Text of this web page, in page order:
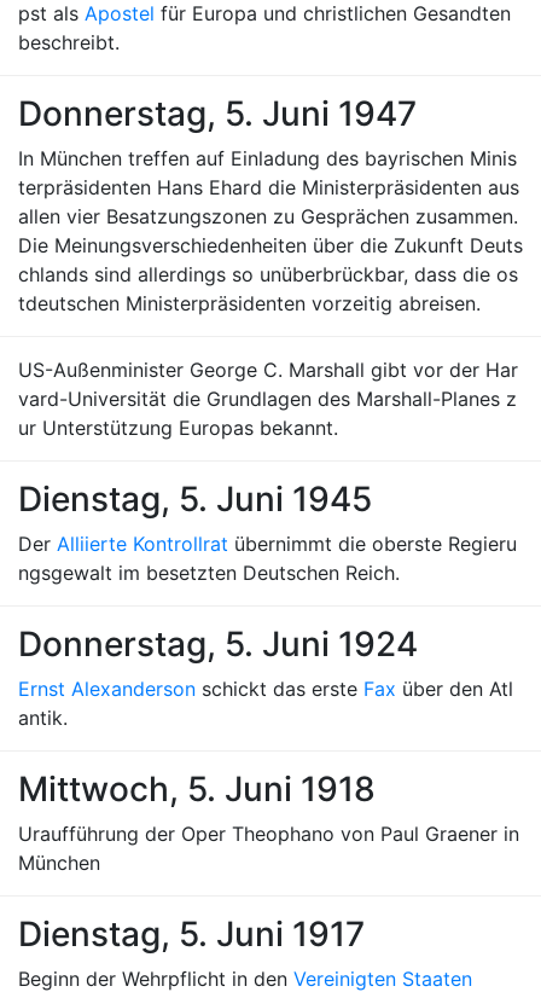
pst als Apostel für Europa und christlichen Gesandten
beschreibt.
Donnerstag, 5. Juni 1947
In München treffen auf Einladung des bayrischen Minis
terpräsidenten Hans Ehard die Ministerpräsidenten aus
allen vier Besatzungszonen zu Gesprächen zusammen.
Die Meinungsverschiedenheiten über die Zukunft Deuts
chlands sind allerdings so unüberbrückbar, dass die os
tdeutschen Ministerpräsidenten vorzeitig abreisen.
US-Außenminister George C. Marshall gibt vor der Har
vard-Universität die Grundlagen des Marshall-Planes z
ur Unterstützung Europas bekannt.
Dienstag, 5. Juni 1945
Der Alliierte Kontrollrat übernimmt die oberste Regieru
ngsgewalt im besetzten Deutschen Reich.
Donnerstag, 5. Juni 1924
Ernst Alexanderson schickt das erste Fax über den Atl
antik.
Mittwoch, 5. Juni 1918
Uraufführung der Oper Theophano von Paul Graener in
München
Dienstag, 5. Juni 1917
Beginn der Wehrpflicht in den Vereinigten Staaten